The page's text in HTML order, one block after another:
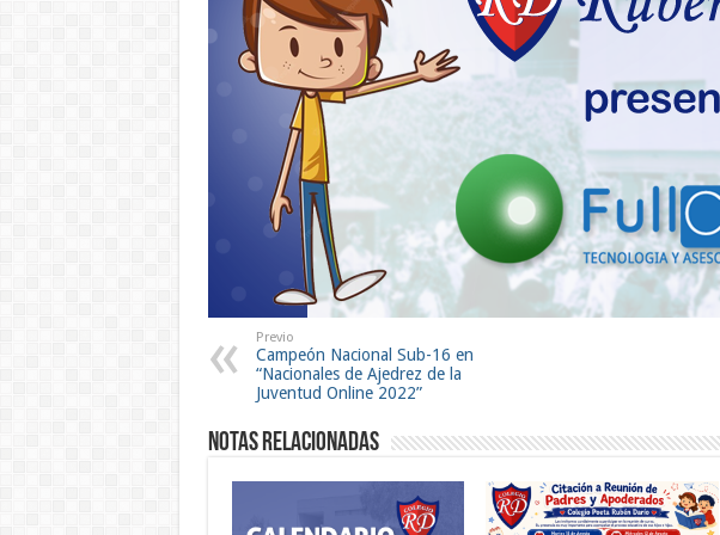
Previo
Campeón Nacional Sub-16 en
“Nacionales de Ajedrez de la
Juventud Online 2022”
Notas Relacionadas